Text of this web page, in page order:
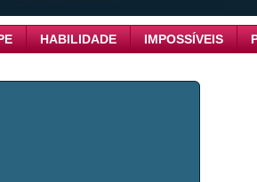
HABILIDADE IMPOSSÍVEIS